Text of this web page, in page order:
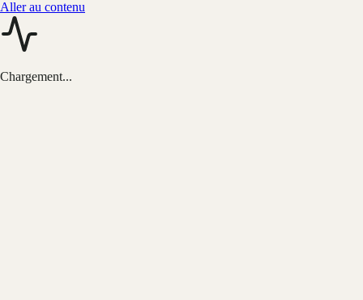
Aller au contenu
Chargement...